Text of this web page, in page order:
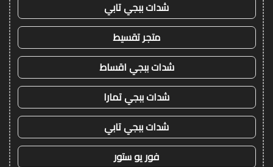
شدات ببجي تابي
متجر تقسيط
شدات ببجي اقساط
شدات ببجي تمارا
شدات ببجي تابي
فور يو ستور